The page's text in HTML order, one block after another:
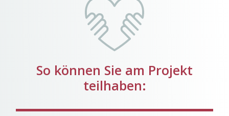
So können Sie am Projekt
teilhaben: